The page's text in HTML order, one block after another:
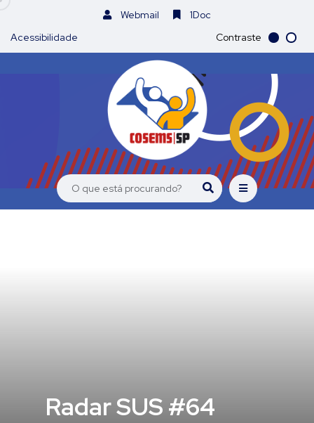
Webmail
1Doc
Acessibilidade
Contraste
Radar SUS #64